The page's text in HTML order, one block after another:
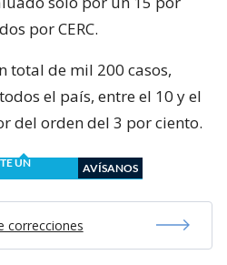
por CERC.
total de mil 200 casos,
el país, entre el 10 y el
del orden del 3 por ciento.
UN
AVÍSANOS
correcciones